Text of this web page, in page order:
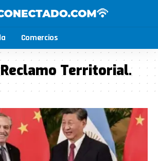
Comercios
Reclamo Territorial.